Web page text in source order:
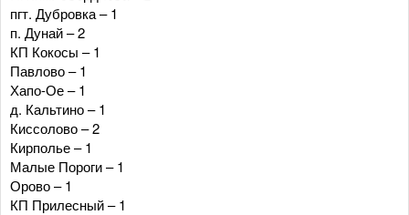
пгт. Дубровка – 1
п. Дунай – 2
КП Кокосы – 1
Павлово – 1
Хапо-Ое – 1
д. Кальтино – 1
Киссолово – 2
Кирполье – 1
Малые Пороги – 1
Орово – 1
КП Прилесный – 1